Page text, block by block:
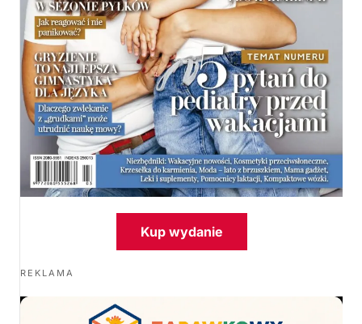
Kup wydanie
REKLAMA